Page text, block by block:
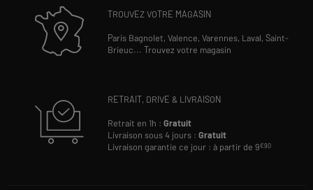
TROUVEZ VOTRE MAGASIN
Paris Bagnolet,Valence,Varennes, Laval,Saint-
Brieuc...Trouvez votre magasin
RETRAIT, DRIVE & LIVRAISON
Retrait en 1h :Gratuit
Livraison sous 4 jours :Gratuit
Livraison garantie ce jour : à partir de 9€90